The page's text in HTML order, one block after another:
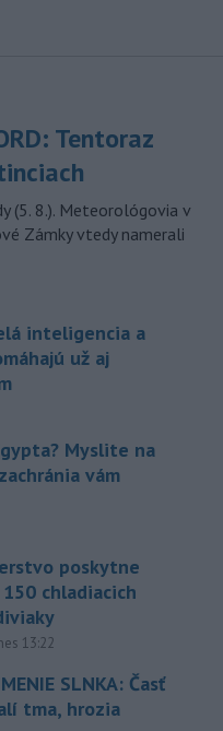
Tentoraz
(5. 8.). Meteorológovia v
Zámky vtedy namerali
inteligencia a
už aj
Myslite na
vám
poskytne
chladiacich
13:22
SLNKA: Časť
tma, hrozia